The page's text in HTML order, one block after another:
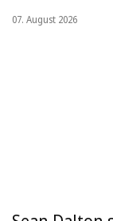
07. August 2026